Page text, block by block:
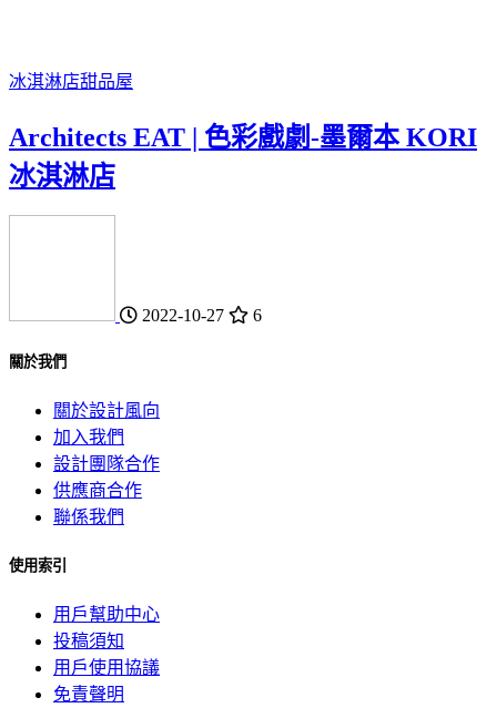
冰淇淋店甜品屋
Architects EAT | 色彩戲劇-墨爾本 KORI
冰淇淋店
2022-10-27 6
關於我們
關於設計風向
加入我們
設計團隊合作
供應商合作
聯係我們
使用索引
用戶幫助中心
投稿須知
用戶使用協議
免責聲明